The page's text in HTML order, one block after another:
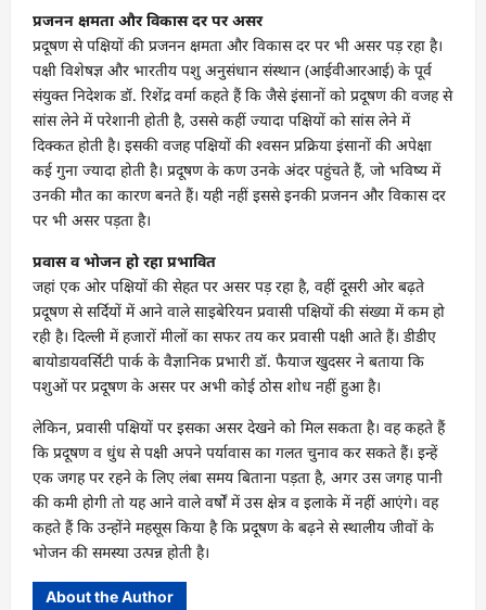
प्रजनन क्षमता और विकास दर पर असर
प्रदूषण से पक्षियों की प्रजनन क्षमता और विकास दर पर भी असर पड़ रहा है।
पक्षी विशेषज्ञ और भारतीय पशु अनुसंधान संस्थान (आईवीआरआई) के पूर्व
संयुक्त निदेशक डॉ. रिशेंद्र वर्मा कहते हैं कि जैसे इंसानों को प्रदूषण की वजह से
सांस लेने में परेशानी होती है, उससे कहीं ज्यादा पक्षियों को सांस लेने में
दिक्कत होती है। इसकी वजह पक्षियों की श्वसन प्रक्रिया इंसानों की अपेक्षा
कई गुना ज्यादा होती है। प्रदूषण के कण उनके अंदर पहुंचते हैं, जो भविष्य में
उनकी मौत का कारण बनते हैं। यही नहीं इससे इनकी प्रजनन और विकास दर
पर भी असर पड़ता है।
प्रवास व भोजन हो रहा प्रभावित
जहां एक ओर पक्षियों की सेहत पर असर पड़ रहा है, वहीं दूसरी ओर बढ़ते
प्रदूषण से सर्दियों में आने वाले साइबेरियन प्रवासी पक्षियों की संख्या में कम हो
रही है। दिल्ली में हजारों मीलों का सफर तय कर प्रवासी पक्षी आते हैं। डीडीए
बायोडायवर्सिटी पार्क के वैज्ञानिक प्रभारी डॉ. फैयाज खुदसर ने बताया कि
पशुओं पर प्रदूषण के असर पर अभी कोई ठोस शोध नहीं हुआ है।
लेकिन, प्रवासी पक्षियों पर इसका असर देखने को मिल सकता है। वह कहते हैं
कि प्रदूषण व धुंध से पक्षी अपने पर्यावास का गलत चुनाव कर सकते हैं। इन्हें
एक जगह पर रहने के लिए लंबा समय बिताना पड़ता है, अगर उस जगह पानी
की कमी होगी तो यह आने वाले वर्षों में उस क्षेत्र व इलाके में नहीं आएंगे। वह
कहते हैं कि उन्होंने महसूस किया है कि प्रदूषण के बढ़ने से स्थालीय जीवों के
भोजन की समस्या उत्पन्न होती है।
About the Author